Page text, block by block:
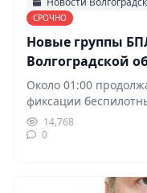
СРОЧНО
Новые группы
Волгоградской
Около 01:00
фиксации
небе над
14,768
0